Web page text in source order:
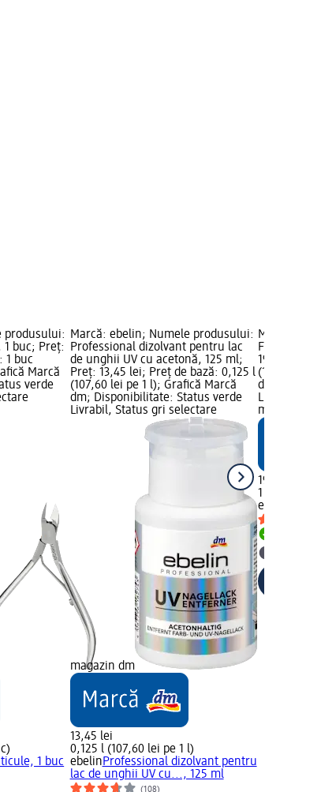
produsului:
buc; Preț:
1 buc
Marcă
verde
1 buc
Marcă: ebelin; Numele produsului:
Professional dizolvant pentru lac
de unghii UV cu acetonă, 125 ml;
Preț: 13,45 lei; Preț de bază: 0,125 l
(107,60 lei pe 1 l); Grafică Marcă
dm; Disponibilitate: Status verde
Livrabil, Status gri selectare
magazin dm
13,45 lei
0,125 l (107,60 lei pe 1 l)
ebelinProfessional dizolvant pentru
lac de unghii UV cu..., 125 ml
(108)
Marcă:
Forfecuță
19,45 lei;
(19,45 lei
dm;
Livrabil,
magazin
19,45 lei
1 buc
ebelin